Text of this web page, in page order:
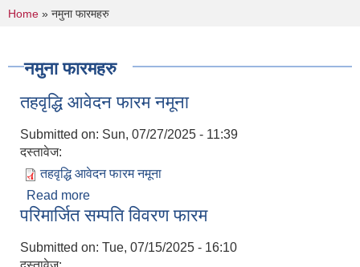
You are here
Home » नमुना फारमहरु
नमुना फारमहरु
तहवृद्धि आवेदन फारम नमूना
Submitted on: Sun, 07/27/2025 - 11:39
दस्तावेज:
तहवृद्धि आवेदन फारम नमूना
Read more
परिमार्जित सम्पति विवरण फारम
Submitted on: Tue, 07/15/2025 - 16:10